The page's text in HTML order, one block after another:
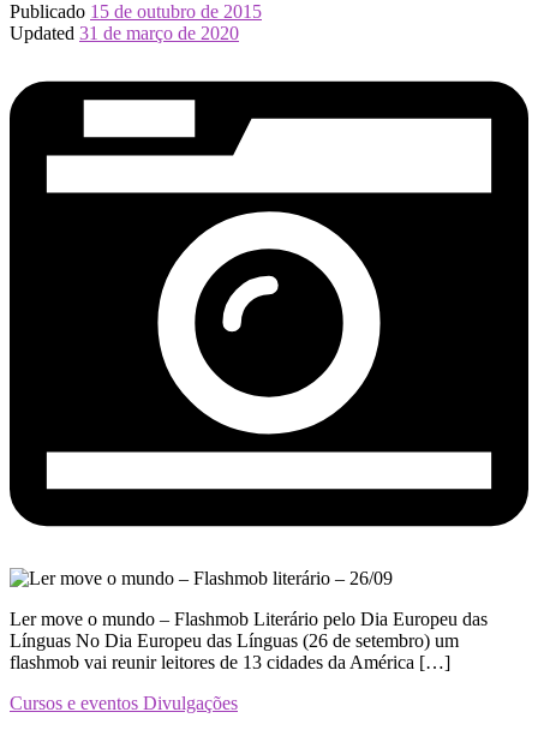
Publicado 15 de outubro de 2015
Updated 31 de março de 2020
Ler move o mundo – Flashmob Literário pelo Dia Europeu das
Línguas No Dia Europeu das Línguas (26 de setembro) um
flashmob vai reunir leitores de 13 cidades da América […]
Cursos e eventos Divulgações